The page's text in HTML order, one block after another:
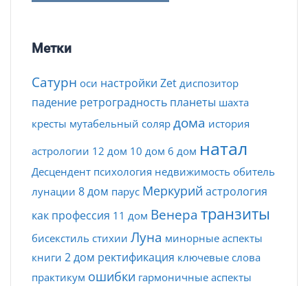
Метки
Сатурн оси настройки Zet диспозитор
падение ретроградность планеты шахта
кресты мутабельный соляр дома история
астрологии 12 дом 10 дом 6 дом натал
Десцендент психология недвижимость обитель
лунации 8 дом парус Меркурий астрология
как профессия 11 дом Венера транзиты
бисекстиль стихии Луна минорные аспекты
книги 2 дом ректификация ключевые слова
практикум ошибки гармоничные аспекты